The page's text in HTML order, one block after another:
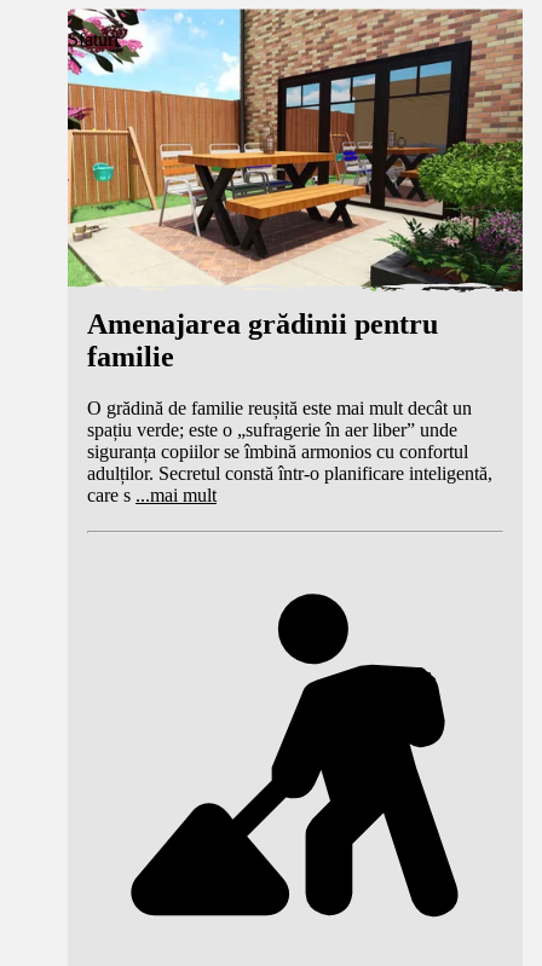
Sfaturi
Amenajarea grădinii pentru
familie
O grădină de familie reușită este mai mult decât un
spațiu verde; este o „sufragerie în aer liber” unde
siguranța copiilor se îmbină armonios cu confortul
adulților. Secretul constă într-o planificare inteligentă,
care s ...mai mult